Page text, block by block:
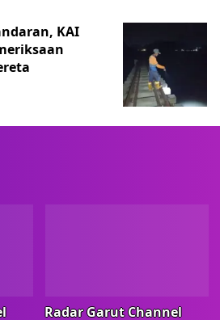
KAI
Radar Garut Channel